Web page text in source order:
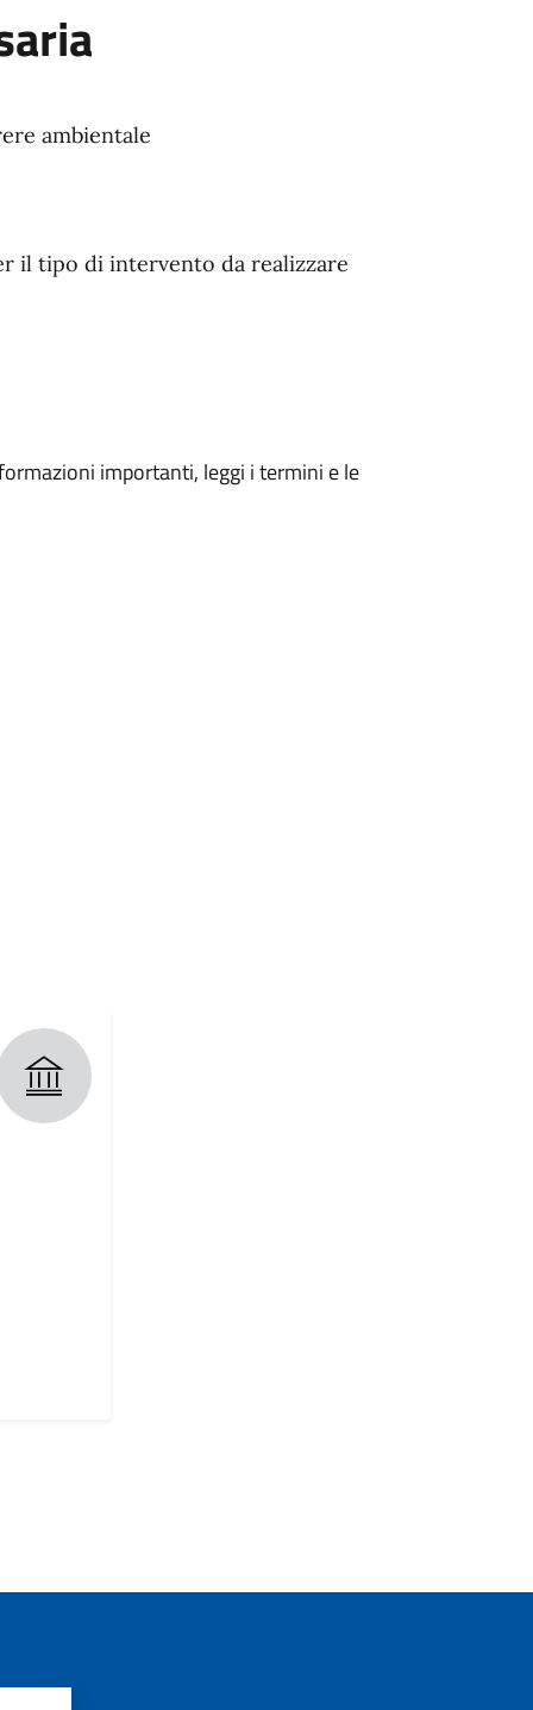
ambientale
il tipo di intervento da realizzare
importanti, leggi i termini e le